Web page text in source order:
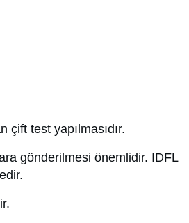
çift test yapılmasıdır.
gönderilmesi önemlidir. IDFL